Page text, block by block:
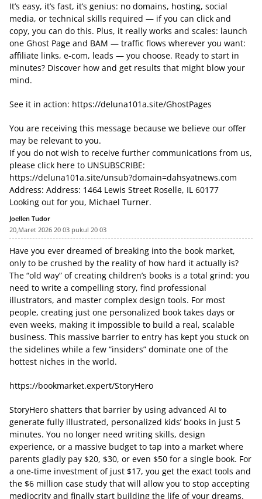
It’s easy, it’s fast, it’s genius: no domains, hosting, social
media, or technical skills required — if you can click and
copy, you can do this. Plus, it really works and scales: launch
one Ghost Page and BAM — traffic flows wherever you want:
affiliate links, e‑com, leads — you choose. Ready to start in
minutes? Discover how and get results that might blow your
mind.
See it in action: https://deluna101a.site/GhostPages
You are receiving this message because we believe our offer
may be relevant to you.
If you do not wish to receive further communications from us,
please click here to UNSUBSCRIBE:
https://deluna101a.site/unsub?domain=dahsyatnews.com
Address: Address: 1464 Lewis Street Roselle, IL 60177
Looking out for you, Michael Turner.
Joellen Tudor
20,Maret 2026 20 03 pukul 20 03
Have you ever dreamed of breaking into the book market,
only to be crushed by the reality of how hard it actually is?
The “old way” of creating children’s books is a total grind: you
need to write a compelling story, find professional
illustrators, and master complex design tools. For most
people, creating just one personalized book takes days or
even weeks, making it impossible to build a real, scalable
business. This massive barrier to entry has kept you stuck on
the sidelines while a few “insiders” dominate one of the
hottest niches in the world.
https://bookmarket.expert/StoryHero
StoryHero shatters that barrier by using advanced AI to
generate fully illustrated, personalized kids’ books in just 5
minutes. You no longer need writing skills, design
experience, or a massive budget to tap into a market where
parents gladly pay $20, $30, or even $50 for a single book. For
a one-time investment of just $17, you get the exact tools and
the $6 million case study that will allow you to stop accepting
mediocrity and finally start building the life of your dreams.